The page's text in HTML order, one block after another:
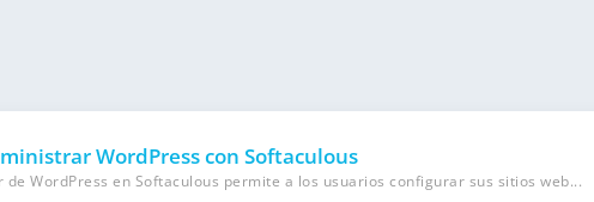
WordPress con Softaculous
de WordPress en Softaculous permite a los usuarios configurar sus sitios web...